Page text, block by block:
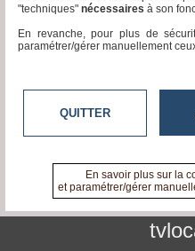
"techniques" nécessaires à son
En revanche, pour plus de
paramétrer/gérer manuellement
QUITTER
En savoir plus sur la
et paramétrer/gérer